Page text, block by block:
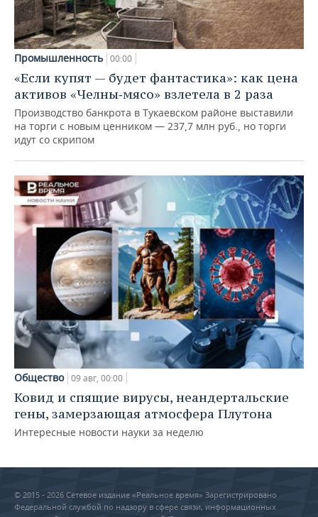
Промышленность 00:00
«Если купят — будет фантастика»: как цена
активов «Челны‑мясо» взлетела в 2 раза
Производство банкрота в Тукаевском районе выставили
на торги с новым ценником — 237,7 млн руб., но торги
идут со скрипом
Общество 09 авг, 00:00
Ковид и спящие вирусы, неандертальские
гены, замерзающая атмосфера Плутона
Интересные новости науки за неделю
© 2015 - 2026 Сетевое издание «Реальное время» Зарегистрировано
Федеральной службой по надзору в сфере связи, информационных